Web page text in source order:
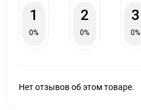
1
0%
2
0%
3
0%
Нет отзывов об этом товаре.